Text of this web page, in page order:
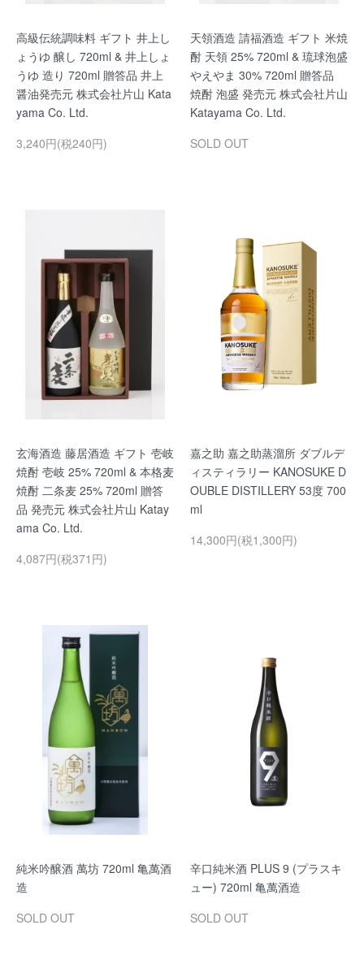
高級伝統調味料 ギフト 井上し
ょうゆ 醸し 720ml & 井上しょ
うゆ 造り 720ml 贈答品 井上
醤油発売元 株式会社片山 Kata
yama Co. Ltd.
3,240円(税240円)
天領酒造 請福酒造 ギフト 米焼
酎 天領 25% 720ml & 琉球泡盛
やえやま 30% 720ml 贈答品
焼酎 泡盛 発売元 株式会社片山
Katayama Co. Ltd.
SOLD OUT
玄海酒造 藤居酒造 ギフト 壱岐
焼酎 壱岐 25% 720ml & 本格麦
焼酎 二条麦 25% 720ml 贈答
品 発売元 株式会社片山 Katay
ama Co. Ltd.
4,087円(税371円)
嘉之助 嘉之助蒸溜所 ダブルデ
ィスティラリー KANOSUKE D
OUBLE DISTILLERY 53度 700
ml
14,300円(税1,300円)
純米吟醸酒 萬坊 720ml 亀萬酒
造
SOLD OUT
辛口純米酒 PLUS 9 (プラスキ
ュー) 720ml 亀萬酒造
SOLD OUT